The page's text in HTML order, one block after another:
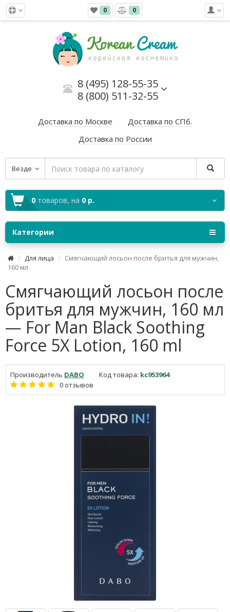
0 0
8 (495) 128-55-35
8 (800) 511-32-55
Доставка по Москве
Доставка по СПб.
Доставка по России
Везде
0 товаров, на 0 р.
Категории
Для лица
Смягчающий лосьон после бритья для мужчин,
160 мл
Смягчающий лосьон после
бритья для мужчин, 160 мл
— For Man Black Soothing
Force 5X Lotion, 160 ml
Производитель DABO Код товара: kc953964
0 отзывов